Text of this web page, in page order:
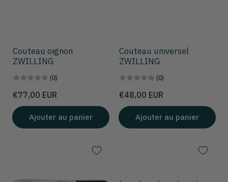
Couteau oignon
ZWILLING
(0)
Prix
€77,00 EUR
Ajouter au panier
Couteau universel
ZWILLING
(0)
Prix
€48,00 EUR
Ajouter au panier